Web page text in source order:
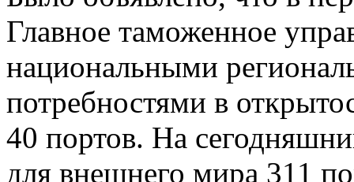
Главное таможенное
национальными
потребностями в
40 портов. На
для внешнего мира 311